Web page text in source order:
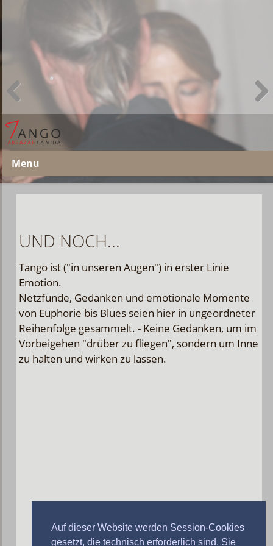
Auf dieser Website werden Session-Cookies
gesetzt, die technisch erforderlich sind. Sie
Previous Next
Menu
UND NOCH...
Tango ist ("in unseren Augen") in erster Linie
Emotion.
Netzfunde, Gedanken und emotionale Momente
von Euphorie bis Blues seien hier in ungeordneter
Reihenfolge gesammelt. - Keine Gedanken, um im
Vorbeigehen "drüber zu fliegen", sondern um Inne
zu halten und wirken zu lassen.